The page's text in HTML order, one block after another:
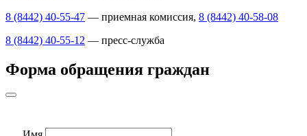
8 (8442) 40-55-47 — приемная комиссия, 8 (8442) 40-58-08
8 (8442) 40-55-12 — пресс-служба
Форма обращения граждан